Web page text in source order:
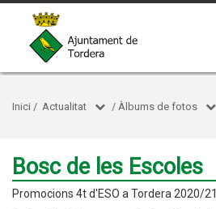
Inici / Actualitat / Àlbums de fotos
Bosc de les Escoles
Promocions 4t d'ESO a Tordera 2020/21